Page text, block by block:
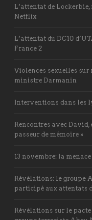
L’attentat de
Netflix
L’attentat du DC10
France 2
Violences sexuelles sur
ministre Darmanin
Interventions dans les
Rencontres avec David,
passeur de mémoire »
13 novembre: la
Révélations: le groupe
participé aux attentats
Révélations sur le